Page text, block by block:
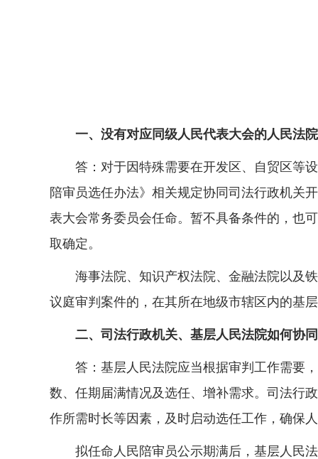
一、没有对应同级人民代表大会的人民法院
答：对于因特殊需要在开发区、自贸区等设
陪审员选任办法》相关规定协同司法行政机关
表大会常务委员会任命。暂不具备条件的，也
取确定。
海事法院、知识产权法院、金融法院以及铁
议庭审判案件的，在其所在地级市辖区内的基
二、司法行政机关、基层人民法院如何协同
答：基层人民法院应当根据审判工作需要，
数、任期届满情况及选任、增补需求。司法行
作所需时长等因素，及时启动选任工作，确保
拟任命人民陪审员公示期满后，基层人民法